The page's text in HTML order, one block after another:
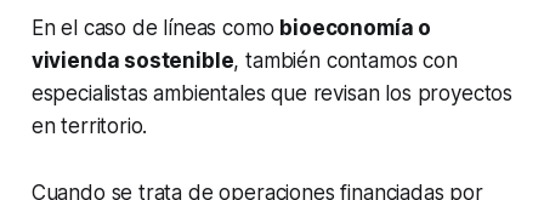
En el caso de líneas como bioeconomía o
vivienda sostenible, también contamos con
especialistas ambientales que revisan los proyectos
en territorio.
Cuando se trata de operaciones financiadas por